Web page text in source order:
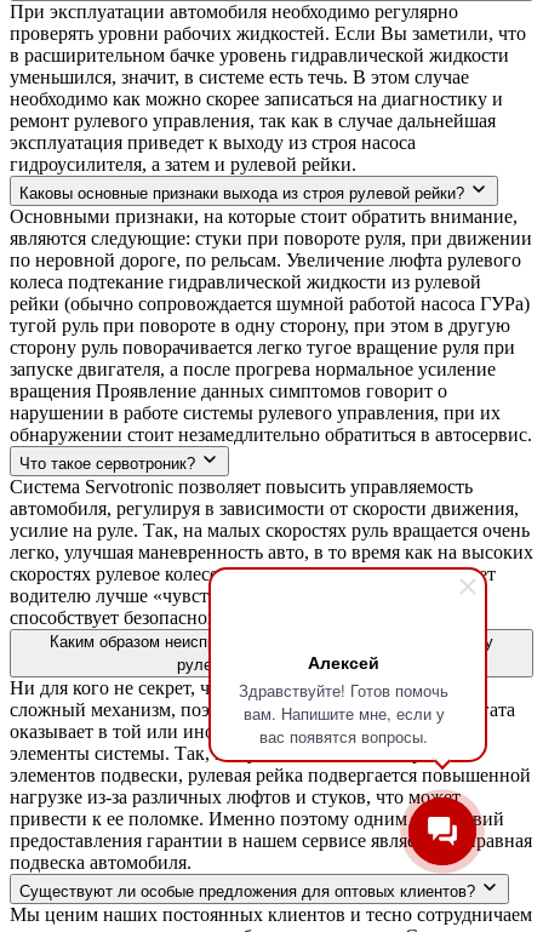
Алексей
Здравствуйте! Готов помочь
вам. Напишите мне, если у
вас появятся вопросы.
При эксплуатации автомобиля необходимо регулярно
проверять уровни рабочих жидкостей. Если Вы заметили, что
в расширительном бачке уровень гидравлической жидкости
уменьшился, значит, в системе есть течь. В этом случае
необходимо как можно скорее записаться на диагностику и
ремонт рулевого управления, так как в случае дальнейшая
эксплуатация приведет к выходу из строя насоса
гидроусилителя, а затем и рулевой рейки.
Каковы основные признаки выхода из строя рулевой рейки?
Основными признаки, на которые стоит обратить внимание,
являются следующие: стуки при повороте руля, при движении
по неровной дороге, по рельсам. Увеличение люфта рулевого
колеса подтекание гидравлической жидкости из рулевой
рейки (обычно сопровождается шумной работой насоса ГУРа)
тугой руль при повороте в одну сторону, при этом в другую
сторону руль поворачивается легко тугое вращение руля при
запуске двигателя, а после прогрева нормальное усиление
вращения Проявление данных симптомов говорит о
нарушении в работе системы рулевого управления, при их
обнаружении стоит незамедлительно обратиться в автосервис.
Что такое сервотроник?
Система Servotronic позволяет повысить управляемость
автомобиля, регулируя в зависимости от скорости движения,
усилие на руле. Так, на малых скоростях руль вращается очень
легко, улучшая маневренность авто, в то время как на высоких
скоростях рулевое колесо становится тугим, что позволяет
водителю лучше «чувствовать» свой автомобиль и
способствует безопасному вождению.
Каким образом неисправности подвески влияют на систему
рулевого управления?
Ни для кого не секрет, что автомобиль - это чрезвычайно
сложный механизм, поэтому неисправность одного агрегата
оказывает в той или иной степени влияние на другие
элементы системы. Так, в случае наличия неисправных
элементов подвески, рулевая рейка подвергается повышенной
нагрузке из-за различных люфтов и стуков, что может
привести к ее поломке. Именно поэтому одним из условий
предоставления гарантии в нашем сервисе является исправная
подвеска автомобиля.
Существуют ли особые предложения для оптовых клиентов?
Мы ценим наших постоянных клиентов и тесно сотрудничаем